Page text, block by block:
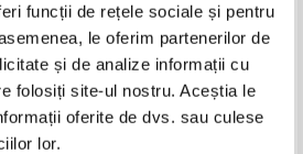
funcții de rețele sociale și pentru
le oferim partenerilor de
și de analize informații cu
folosiți site-ul nostru. Aceștia le
oferite de dvs. sau culese
lor.
Mark Galeotti - Hai sa vorbim
despre Putin! Ce nu intelege
Occidentul
Pret:23,00Lei 14,95 Lei
Adaugă în coș